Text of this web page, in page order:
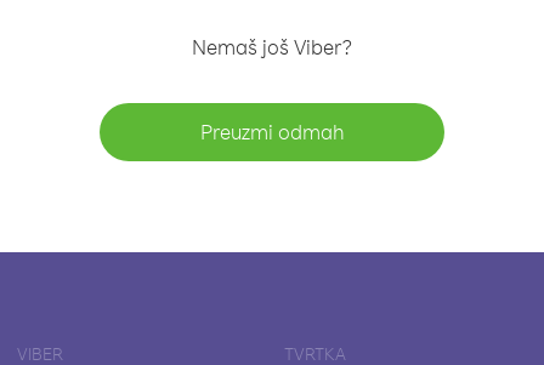
Nemaš još Viber?
Preuzmi odmah
VIBER TVRTKA